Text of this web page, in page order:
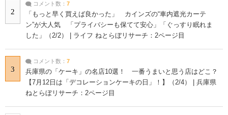
2
コメント数： 7
「もっと早く買えば良かった」 カインズの“車内遮光カーテ
ン”が大人気 「プライバシーも保てて安心」「ぐっすり眠れま
した」（2/2） | ライフ ねとらぼリサーチ：2ページ目
3
コメント数： 7
兵庫県の「ケーキ」の名店10選！ 一番うまいと思う店はどこ？
【7月12日は「デコレーションケーキの日」！】（2/4） | 兵庫県
ねとらぼリサーチ：2ページ目